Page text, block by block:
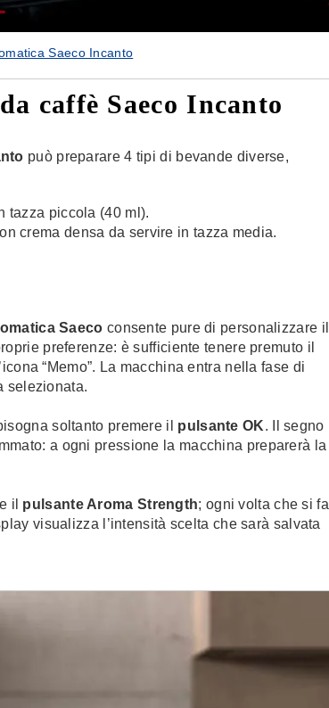
Saeco Incanto
caffè Saeco Incanto
può preparare 4 tipi di bevande diverse,
tazza piccola (40 ml).
crema densa da servire in tazza media.
Saeco consente pure di personalizzare il
preferenze: è sufficiente tenere premuto il
“Memo”. La macchina entra nella fase di
selezionata.
soltanto premere il pulsante OK. Il segno
a ogni pressione la macchina preparerà la
il pulsante Aroma Strength; ogni volta che si fa
visualizza l’intensità scelta che sarà salvata